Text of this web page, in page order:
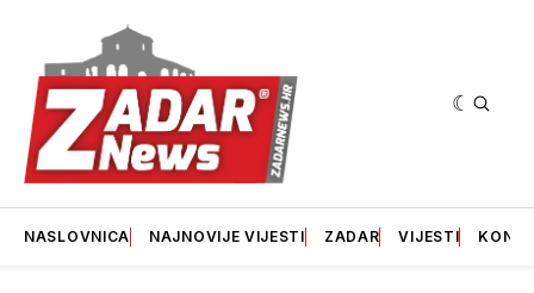
NASLOVNICA NAJNOVIJE VIJESTI ZADAR VIJESTI